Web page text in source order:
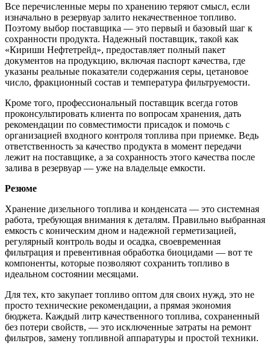
Все перечисленные меры по хранению теряют смысл, если
изначально в резервуар залито некачественное топливо.
Поэтому выбор поставщика — это первый и базовый шаг к
сохранности продукта. Надежный поставщик, такой как
«Кириши Нефтетрейд», предоставляет полный пакет
документов на продукцию, включая паспорт качества, где
указаны реальные показатели содержания серы, цетановое
число, фракционный состав и температура фильтруемости.
Кроме того, профессиональный поставщик всегда готов
проконсультировать клиента по вопросам хранения, дать
рекомендации по совместимости присадок и помочь с
организацией входного контроля топлива при приемке. Ведь
ответственность за качество продукта в момент передачи
лежит на поставщике, а за сохранность этого качества после
залива в резервуар — уже на владельце емкости.
Резюме
Хранение дизельного топлива и конденсата — это системная
работа, требующая внимания к деталям. Правильно выбранная
емкость с коническим дном и надежной герметизацией,
регулярный контроль воды и осадка, своевременная
фильтрация и превентивная обработка биоцидами — вот те
компоненты, которые позволяют сохранить топливо в
идеальном состоянии месяцами.
Для тех, кто закупает топливо оптом для своих нужд, это не
просто технические рекомендации, а прямая экономия
бюджета. Каждый литр качественного топлива, сохраненный
без потери свойств, — это исключенные затраты на ремонт
фильтров, замену топливной аппаратуры и простой техники.